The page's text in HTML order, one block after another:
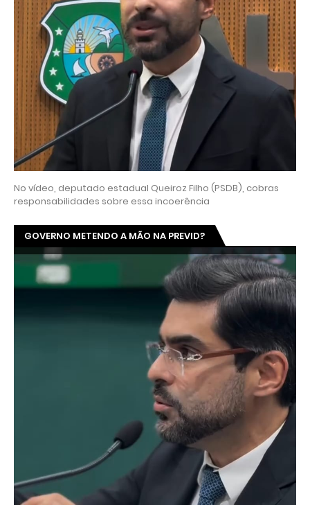
No vídeo, deputado estadual Queiroz Filho (PSDB), cobras
responsabilidades sobre essa incoerência
GOVERNO METENDO A MÃO NA PREVID?